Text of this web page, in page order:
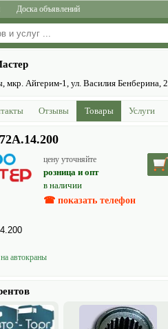
Доска объявлений
мкр. Айгерим-1, ул. Василия Бенберина, 2
Отзывы Товары Услуги
цену уточняйте
розница и опт
в наличии
☎ показать телефон
авто­краны